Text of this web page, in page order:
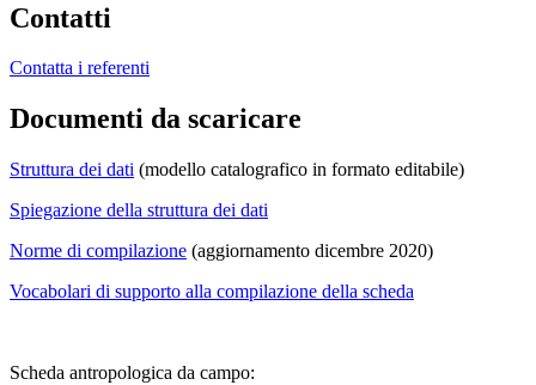
Contatti
Contatta i referenti
Documenti da scaricare
Struttura dei dati (modello catalografico in formato editabile)
Spiegazione della struttura dei dati
Norme di compilazione (aggiornamento dicembre 2020)
Vocabolari di supporto alla compilazione della scheda
Scheda antropologica da campo: